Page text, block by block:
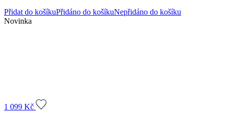
Přidat do košíkuPřidáno do košíkuNepřidáno do košíku
Novinka
1 099 Kč